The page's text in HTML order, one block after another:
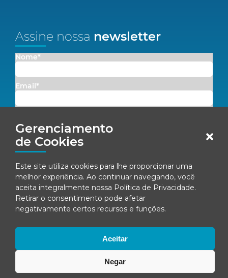
Gerenciamento
de Cookies
Este site utiliza cookies para lhe proporcionar uma
melhor experiência. Ao continuar navegando, você
aceita integralmente nossa Política de Privacidade.
Retirar o consentimento pode afetar
negativamente certos recursos e funções.
Aceitar
Negar
Assine nossa newsletter
Nome*
Email*
© Fenacon 2026
Todos os direitos reservados.